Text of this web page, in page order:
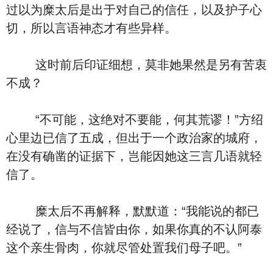
过以为糜太后是出于对自己的信任，以及护子心
切，所以言语神态才有些异样。
这时前后印证细想，莫非她果然是另有苦衷
不成？
“不可能，这绝对不要能，何其荒谬！”方绍
心里边已信了五成，但出于一个政治家的城府，
在没有确凿的证据下，岂能因她这三言几语就轻
信了。
糜太后不再解释，默默道：“我能说的都已
经说了，信与不信皆由你，如果你真的不认阿泰
这个亲生骨肉，你就尽管处置我们母子吧。”